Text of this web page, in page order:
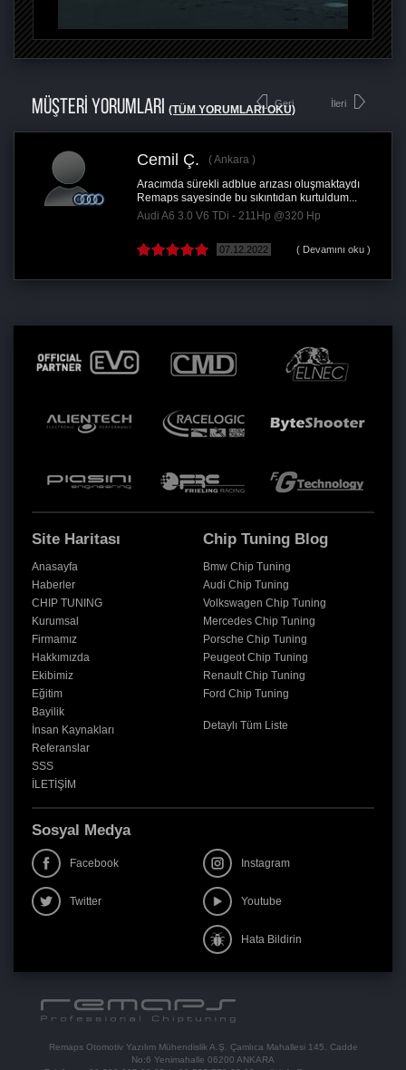
MÜŞTERİ YORUMLARI (TÜM YORUMLARI OKU)
Geri
Cemil Ç.
Ankara
Aracımda sürekli adblue arızası oluşmaktaydı
Remaps sayesinde bu sıkıntıdan kurtuldum...
Audi A6 3.0 V6 TDi - 211Hp @320 Hp
07.12.2022 ( Devamını oku )
İleri
Site Haritası
Anasayfa
Haberler
CHIP TUNING
Kurumsal
Firmamız
Hakkımızda
Ekibimiz
Eğitim
Bayilik
İnsan Kaynakları
Referanslar
SSS
İLETİŞİM
Chip Tuning Blog
Bmw Chip Tuning
Audi Chip Tuning
Volkswagen Chip Tuning
Mercedes Chip Tuning
Porsche Chip Tuning
Peugeot Chip Tuning
Renault Chip Tuning
Ford Chip Tuning
Detaylı Tüm Liste
Sosyal Medya
Facebook Instagram
Twitter Youtube
Hata Bildirin
Remaps Otomotiv Yazılım Mühendislik A.Ş. Çamlıca Mahallesi 145. Cadde
No:6 Yenimahalle 06200 ANKARA